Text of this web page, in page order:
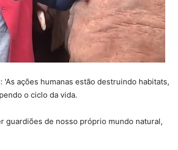
ações humanas estão destruindo habitats,
o ciclo da vida.
guardiões de nosso próprio mundo natural,